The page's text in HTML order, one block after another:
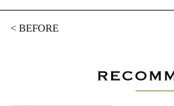
<BEFORE